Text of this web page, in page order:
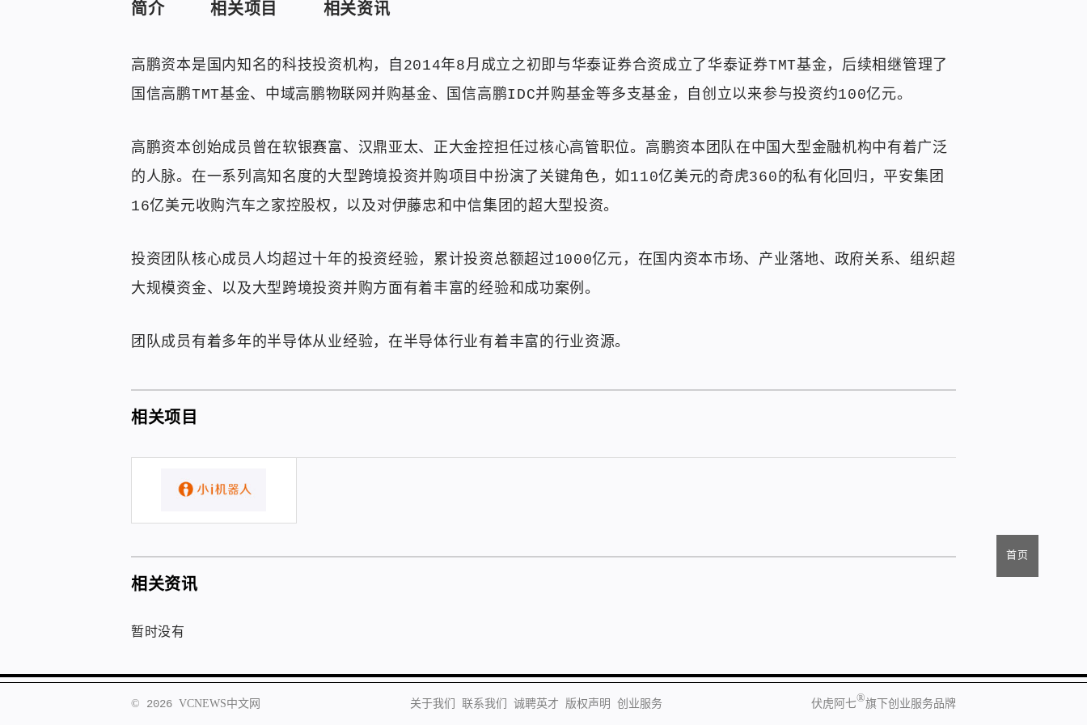
简介 相关项目 相关资讯
高鹏资本是国内知名的科技投资机构，自2014年8月成立之初即与华泰证券合资成立了华泰证券TMT基金，后续相继管理了
国信高鹏TMT基金、中域高鹏物联网并购基金、国信高鹏IDC并购基金等多支基金，自创立以来参与投资约100亿元。
高鹏资本创始成员曾在软银赛富、汉鼎亚太、正大金控担任过核心高管职位。高鹏资本团队在中国大型金融机构中有着广泛
的人脉。在一系列高知名度的大型跨境投资并购项目中扮演了关键角色，如110亿美元的奇虎360的私有化回归，平安集团
16亿美元收购汽车之家控股权，以及对伊藤忠和中信集团的超大型投资。
投资团队核心成员人均超过十年的投资经验，累计投资总额超过1000亿元，在国内资本市场、产业落地、政府关系、组织超
大规模资金、以及大型跨境投资并购方面有着丰富的经验和成功案例。
团队成员有着多年的半导体从业经验，在半导体行业有着丰富的行业资源。
相关项目
相关资讯
暂时没有
© 2026 VCNEWS中文网 伏虎阿七®旗下创业服务品牌
关于我们 联系我们 诚聘英才 版权声明 创业服务
首页